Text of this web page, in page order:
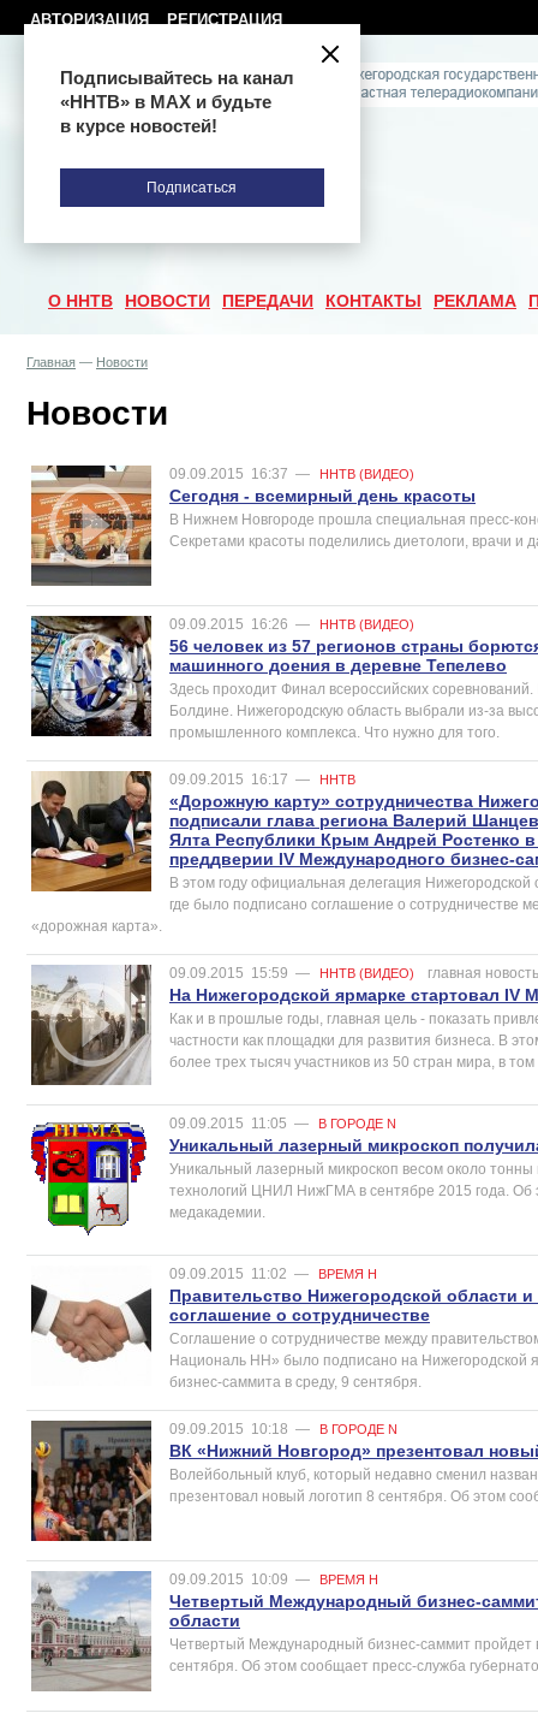
АВТОРИЗАЦИЯ РЕГИСТРАЦИЯ
О ННТВ НОВОСТИ ПЕРЕДАЧИ КОНТАКТЫ РЕКЛАМА
Главная — Новости
Новости
09.09.2015 16:37 — ННТВ (ВИДЕО)
Сегодня - всемирный день красоты
В Нижнем Новгороде прошла специальная пресс-
Секретами красоты поделились диетологи, врачи
09.09.2015 16:26 — ННТВ (ВИДЕО)
56 человек из 57 регионов страны
машинного доения в деревне Тепелево
Здесь проходит Финал всероссийских
Болдине. Нижегородскую область выбрали из-за
промышленного комплекса. Что нужно для того.
09.09.2015 16:17 — ННТВ
«Дорожную карту» сотрудничества
подписали глава региона Валерий
Ялта Республики Крым Андрей Ростенко в
преддверии IV Международного бизнес-
В этом году официальная делегация
где было подписано соглашение о сотрудничестве
«дорожная карта».
09.09.2015 15:59 — ННТВ (ВИДЕО) главная новость
На Нижегородской ярмарке стартовал IV
Как и в прошлые годы, главная цель - показать
частности как площадки для развития бизнеса. В
более трех тысяч участников из 50 стран мира, в
09.09.2015 11:05 — В ГОРОДЕ N
Уникальный лазерный микроскоп
Уникальный лазерный микроскоп весом около
технологий ЦНИЛ НижГМА в сентябре 2015 года. Об
медакадемии.
09.09.2015 11:02 — ВРЕМЯ Н
Правительство Нижегородской области
соглашение о сотрудничестве
Соглашение о сотрудничестве между
Националь НН» было подписано на Нижегородской
бизнес-саммита в среду, 9 сентября.
09.09.2015 10:18 — В ГОРОДЕ N
ВК «Нижний Новгород» презентовал
Волейбольный клуб, который недавно сменил
презентовал новый логотип 8 сентября. Об этом
09.09.2015 10:09 — ВРЕМЯ Н
Четвертый Международный бизнес-
области
Четвертый Международный бизнес-саммит пройдет
сентября. Об этом сообщает пресс-служба
Подписывайтесь на канал
«ННТВ» в МАХ и будьте
в курсе новостей!
Подписаться